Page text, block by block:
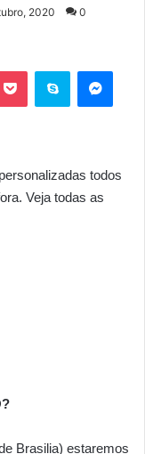
2020 0
Pocket Skype
todos
Veja todas as
Brasilia) estaremos